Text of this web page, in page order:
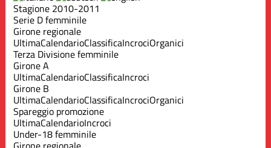
Stagione 2010-2011
Serie D femminile
Girone regionale
UltimaCalendarioClassificaIncrociOrganici
Terza Divisione femminile
Girone A
UltimaCalendarioClassificaIncroci
Girone B
UltimaCalendarioClassificaIncrociOrganici
Spareggio promozione
UltimaCalendarioIncroci
Under-18 femminile